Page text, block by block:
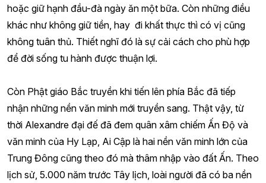
hoặc giữ hạnh đầu-đà ngày ăn một bữa. Còn những điều
khác như không giữ tiền, hay đi khất thực thì có vị cũng
không tuân thủ. Thiết nghĩ đó là sự cải cách cho phù hợp
để đời sống tu hành được thuận lợi.
Còn Phật giáo Bắc truyền khi tiến lên phía Bắc đã tiếp
nhận những nền văn minh mới truyền sang. Thật vậy, từ
thời Alexandre đại đế đã đem quân xâm chiếm Ấn Độ và
văn minh của Hy Lạp, Ai Cập là hai nền văn minh lớn của
Trung Đông cũng theo đó mà thâm nhập vào đất Ấn. Theo
lịch sử, 5.000 năm trước Tây lịch, loài người đã có ba nền